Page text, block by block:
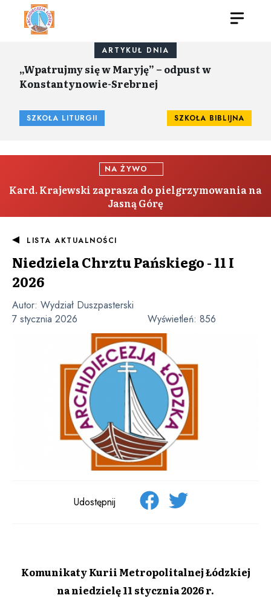
ARTYKUŁ DNIA
„Wpatrujmy się w Maryję” – odpust w
Konstantynowie-Srebrnej
SZKOŁA LITURGII SZKOŁA BIBLIJNA
NA ŻYWO
Kard. Krajewski zaprasza do pielgrzymowania na
Jasną Górę
LISTA AKTUALNOŚCI
Niedziela Chrztu Pańskiego - 11 I
2026
Autor: Wydział Duszpasterski
7 stycznia 2026
Wyświetleń: 856
Udostępnij
Komunikaty Kurii Metropolitalnej Łódzkiej
na niedzielę 11 stycznia 2026 r.